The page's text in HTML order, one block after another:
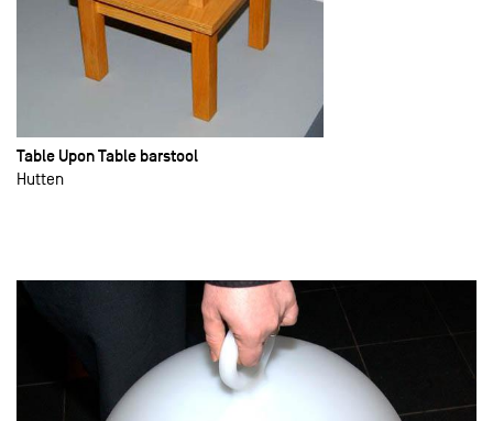
Table Upon Table barstool
Hutten